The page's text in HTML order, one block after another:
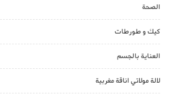
الصحة
كيك و طورطات
العناية بالجسم
لالة مولاتي اناقة مغربية